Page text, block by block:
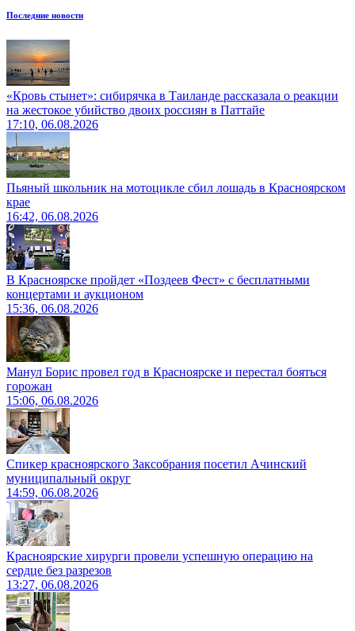
Последние новости
«Кровь стынет»: сибирячка в Таиланде рассказала о реакции
на жестокое убийство двоих россиян в Паттайе
17:10, 06.08.2026
Пьяный школьник на мотоцикле сбил лошадь в Красноярском
крае
16:42, 06.08.2026
В Красноярске пройдет «Поздеев Фест» с бесплатными
концертами и аукционом
15:36, 06.08.2026
Манул Борис провел год в Красноярске и перестал бояться
горожан
15:06, 06.08.2026
Спикер красноярского Заксобрания посетил Ачинский
муниципальный округ
14:59, 06.08.2026
Красноярские хирурги провели успешную операцию на
сердце без разрезов
13:27, 06.08.2026